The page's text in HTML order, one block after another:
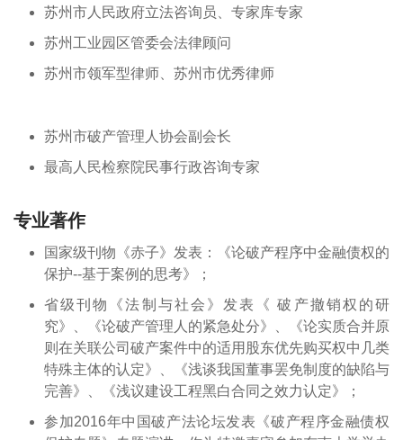
苏州市人民政府立法咨询员、专家库专家
苏州工业园区管委会法律顾问
苏州市领军型律师、苏州市优秀律师
苏州市破产管理人协会副会长
最高人民检察院民事行政咨询专家
专业著作
国家级刊物《赤子》发表：《论破产程序中金融债权的
保护--基于案例的思考》；
省级刊物《法制与社会》发表《 破产撤销权的研
究》、《论破产管理人的紧急处分》、《论实质合并原
则在关联公司破产案件中的适用股东优先购买权中几类
特殊主体的认定》、《浅谈我国董事罢免制度的缺陷与
完善》、《浅议建设工程黑白合同之效力认定》；
参加2016年中国破产法论坛发表《破产程序金融债权